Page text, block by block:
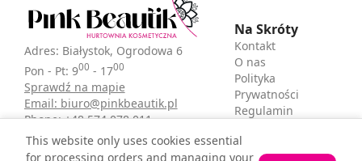
Adres: Białystok, Ogrodowa 6
Pon - Pt: 900 - 1700
Sprawdź na mapie
Email: biuro@pinkbeautik.pl
Phone: +48 574 078 011
Na Skróty
Kontakt
O nas
Polityka
Prywatności
Regulamin
This website only uses cookies essential
for processing orders and managing your